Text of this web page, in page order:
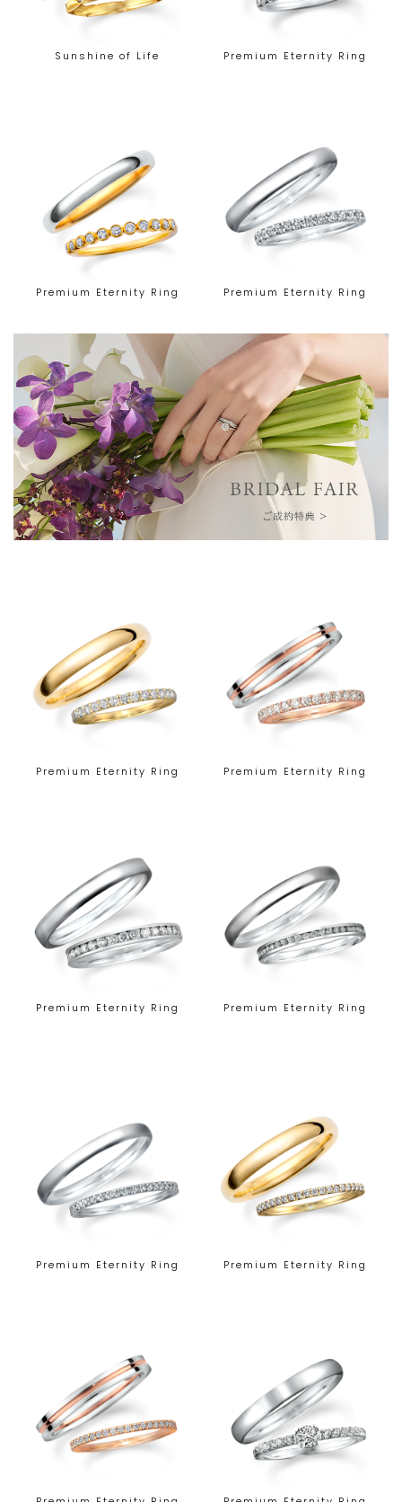
Sunshine of Life Premium Eternity Ring
Premium Eternity Ring Premium Eternity Ring
Premium Eternity Ring Premium Eternity Ring
Premium Eternity Ring Premium Eternity Ring
Premium Eternity Ring Premium Eternity Ring